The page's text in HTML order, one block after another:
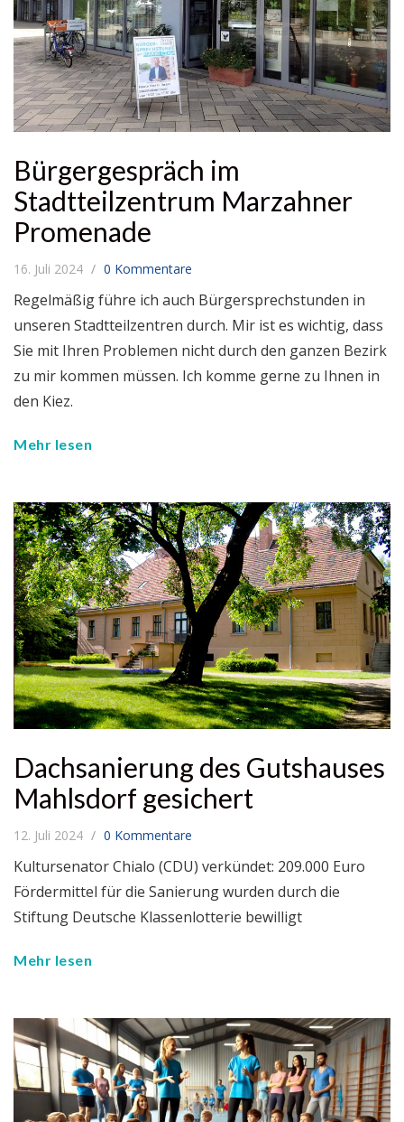
Bürgergespräch im
Stadtteilzentrum Marzahner
Promenade
16. Juli 2024 0 Kommentare
Regelmäßig führe ich auch Bürgersprechstunden in
unseren Stadtteilzentren durch. Mir ist es wichtig, dass
Sie mit Ihren Problemen nicht durch den ganzen Bezirk
zu mir kommen müssen. Ich komme gerne zu Ihnen in
den Kiez.
Mehr lesen
Dachsanierung des Gutshauses
Mahlsdorf gesichert
12. Juli 2024 0 Kommentare
Kultursenator Chialo (CDU) verkündet: 209.000 Euro
Fördermittel für die Sanierung wurden durch die
Stiftung Deutsche Klassenlotterie bewilligt
Mehr lesen